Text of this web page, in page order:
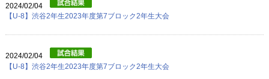
2024/02/04
【U-8】渋谷2年生2023年度第7ブロック2年生大会
2024/02/04
【U-8】渋谷2年生2023年度第7ブロック2年生大会